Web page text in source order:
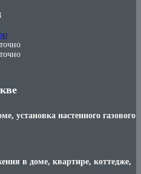
установка настенного газового
в доме, квартире, коттедже,